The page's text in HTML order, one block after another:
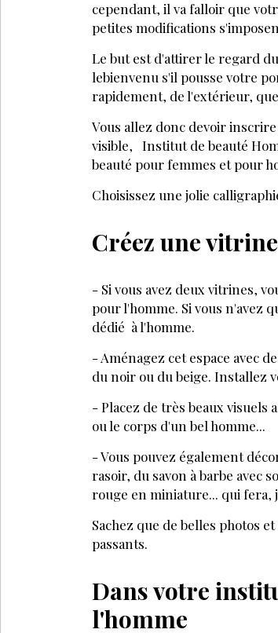
À
HOMME JANVIER 2026
Les hommes
reviennent de plus en
Inscrivez-vous